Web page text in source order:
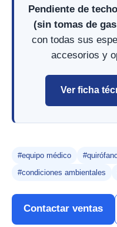
Pendiente de
(sin tomas de
con todas sus
accesorios y
Ver ficha
#equipo médico
#condiciones ambientales
Contactar ventas